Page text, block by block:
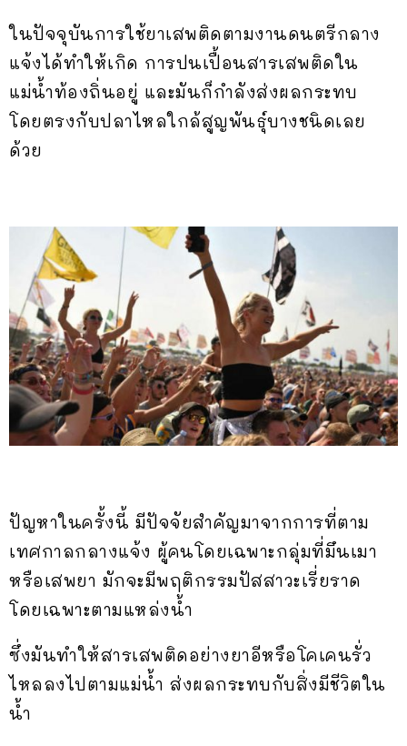
ในปัจจุบันการใช้ยาเสพติดตามงานดนตรีกลาง
แจ้งได้ทำให้เกิด การปนเปื้อนสารเสพติดใน
แม่น้ำท้องถิ่นอยู่ และมันก็กำลังส่งผลกระทบ
โดยตรงกับปลาไหลใกล้สูญพันธุ์บางชนิดเลย
ด้วย
ปัญหาในครั้งนี้ มีปัจจัยสำคัญมาจากการที่ตาม
เทศกาลกลางแจ้ง ผู้คนโดยเฉพาะกลุ่มที่มึนเมา
หรือเสพยา มักจะมีพฤติกรรมปัสสาวะเรี่ยราด
โดยเฉพาะตามแหล่งน้ำ
ซึ่งมันทำให้สารเสพติดอย่างยาอีหรือโคเคนรั่ว
ไหลลงไปตามแม่น้ำ ส่งผลกระทบกับสิ่งมีชีวิตใน
น้ำ